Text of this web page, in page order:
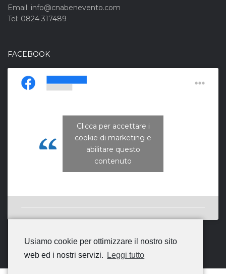
Usiamo cookie per ottimizzare il nostro sito
web ed i nostri servizi.
Leggi tutto
Email: info@cnabenevento.com
Tel: 0824 317489
FACEBOOK
CNA Campania Nord
Clicca per accettare i
cookie di marketing e
abilitare questo
contenuto